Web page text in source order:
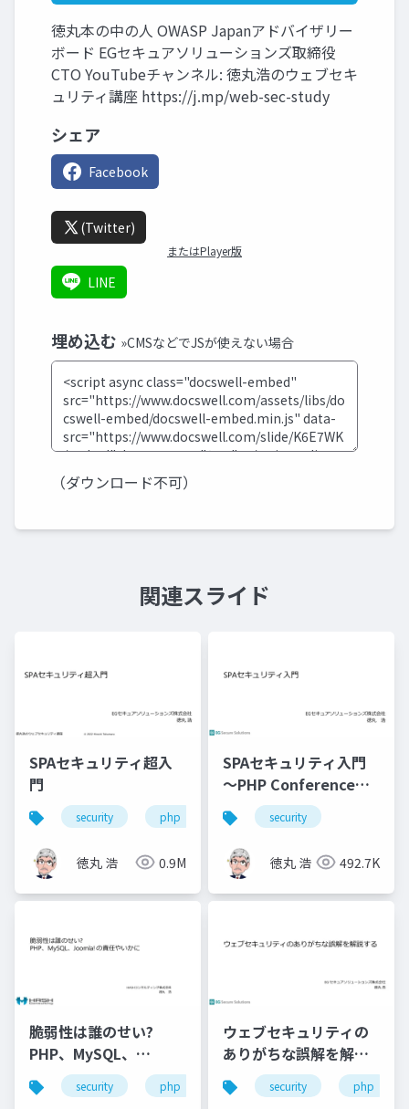
徳丸本の中の人 OWASP Japanアドバイザリー
ボード EGセキュアソリューションズ取締役
CTO YouTubeチャンネル: 徳丸浩のウェブセキ
ュリティ講座 https://j.mp/web-sec-study
シェア
Facebook
(Twitter)
またはPlayer版
LINE
埋め込む »CMSなどでJSが使えない場合
（ダウンロード不可）
関連スライド
SPAセキュリティ超入
門
security php javascript
徳丸 浩 0.9M
SPAセキュリティ入門
～PHP Conference
Japan 2021
security
徳丸 浩 492.7K
脆弱性は誰のせい?
PHP、MySQL、
Joomla! の責任やいか
に
security php joomla! mysql
ウェブセキュリティの
ありがちな誤解を解説
する
security php